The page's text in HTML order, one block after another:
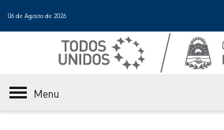
06 de Agosto de 2026
Menu